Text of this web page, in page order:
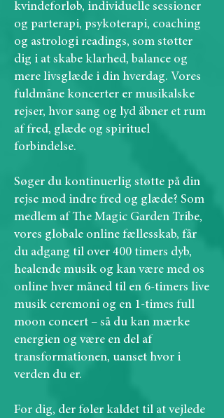
kvindeforløb, individuelle sessioner
og parterapi, psykoterapi, coaching
og astrologi readings, som støtter
dig i at skabe klarhed, balance og
mere livsglæde i din hverdag. Vores
fuldmåne koncerter er musikalske
rejser, hvor sang og lyd åbner et rum
af fred, glæde og spirituel
forbindelse.
Søger du kontinuerlig støtte på din
rejse mod indre fred og glæde? Som
medlem af The Magic Garden Tribe,
vores globale online fællesskab, får
du adgang til over 400 timers dyb,
healende musik og kan være med os
online hver måned til en 6-timers live
musik ceremoni og en 1-times full
moon concert – så du kan mærke
energien og være en del af
transformationen, uanset hvor i
verden du er.
For dig, der føler kaldet til at vejlede